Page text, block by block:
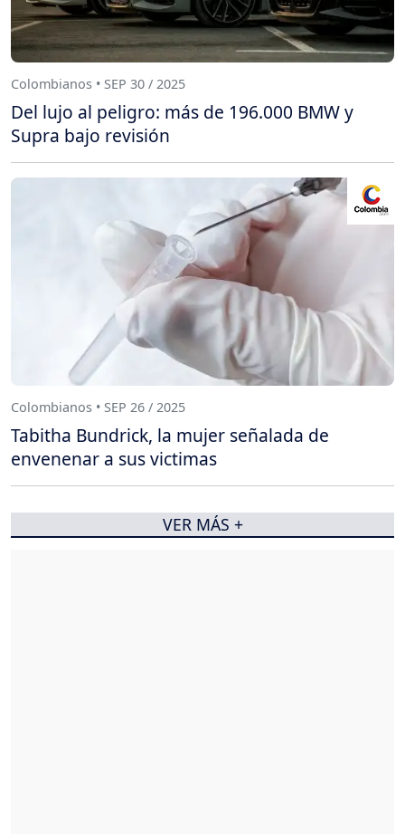
Colombianos • SEP 30 / 2025
Del lujo al peligro: más de 196.000 BMW y
Supra bajo revisión
Colombianos • SEP 26 / 2025
Tabitha Bundrick, la mujer señalada de
envenenar a sus victimas
VER MÁS +